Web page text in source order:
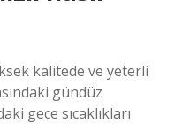
kalitede ve yeterli
gündüz
gece sıcaklıkları